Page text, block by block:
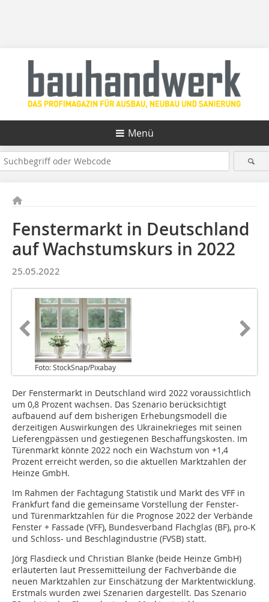
Menü
Fenstermarkt in Deutschland
auf Wachstumskurs in 2022
25.05.2022
Foto: StockSnap/Pixabay
Der Fenstermarkt in Deutschland wird 2022 voraussichtlich
um 0,8 Prozent wachsen. Das Szenario berücksichtigt
aufbauend auf dem bisherigen Erhebungsmodell die
derzeitigen Auswirkungen des Ukrainekrieges mit seinen
Lieferengpässen und gestiegenen Beschaffungskosten. Im
Türenmarkt könnte 2022 noch ein Wachstum von +1,4
Prozent erreicht werden, so die aktuellen Marktzahlen der
Heinze GmbH.
Im Rahmen der Fachtagung Statistik und Markt des VFF in
Frankfurt fand die gemeinsame Vorstellung der Fenster-
und Türenmarktzahlen für die Prognose 2022 der Verbände
Fenster + Fassade (VFF), Bundesverband Flachglas (BF), pro-K
und Schloss- und Beschlagindustrie (FVSB) statt.
Jörg Flasdieck und Christian Blanke (beide Heinze GmbH)
erläuterten laut Pressemitteilung der Fachverbände die
neuen Marktzahlen zur Einschätzung der Marktentwicklung.
Erstmals wurden zwei Szenarien dargestellt. Das Szenario